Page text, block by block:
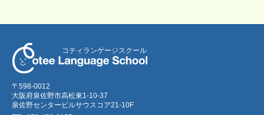
コティランゲージスクール
〒598-0012
大阪府泉佐野市高松東1-10-37
泉佐野センタービルサウスコア21-10F